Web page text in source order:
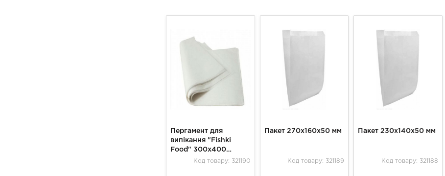
Пергамент для
випікання "Fishki
Food" 300х400
500штКод товару: 321190
Пакет 270х160х50 мм
Код товару: 321189
Пакет 230х140х50 мм
Код товару: 321188